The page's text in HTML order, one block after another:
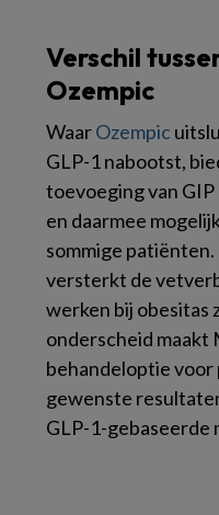
Verschil
Ozempic
WaarOzempic
GLP-1 nabootst,
toevoeging van
en daarmee
sommige
versterkt de
werken bij obesitas
onderscheid maakt
behandeloptie
gewenste
GLP-1-gebaseerde